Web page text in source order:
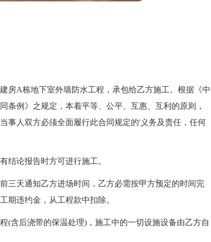
A栋地下室外墙防水工程，承包给乙方施工。根据《中
条例》之规定，本着平等、公平、互惠、互利的原则，
事人双方必须全面履行此合同规定的'义务及责任，任何
结论报告时方可进行施工。
三天通知乙方进场时间，乙方必需按甲方预定的时间完
期违约金，从工程款中扣除。
(含后浇带的保温处理)，施工中的一切设施设备由乙方自